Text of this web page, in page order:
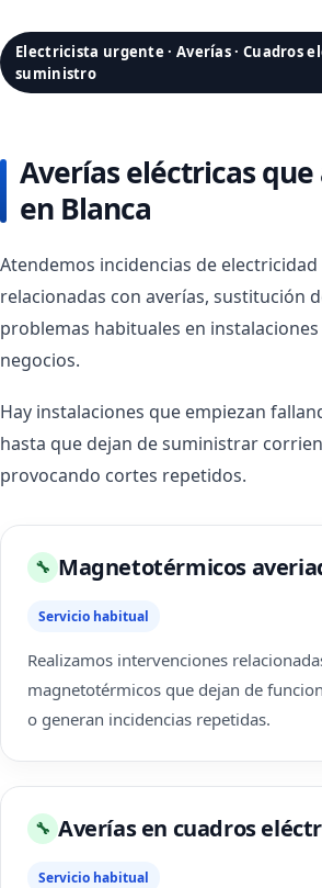
Electricista urgente · Averías · Cuadros
suministro
Averías eléctricas
en Blanca
Atendemos incidencias de
relacionadas con averías, sustitución
problemas habituales en
negocios.
Hay instalaciones que empiezan
hasta que dejan de suministrar
provocando cortes repetidos.
🔧 Magnetotérmicos
Servicio habitual
Realizamos intervenciones
magnetotérmicos que dejan de
o generan incidencias repetidas.
🔧 Averías en cuadros
Servicio habitual